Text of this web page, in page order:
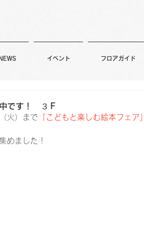
NEWS イベント フロアガイド
中です！ ３Ｆ
火）まで 「こどもと楽しむ絵本フェア」
めました！